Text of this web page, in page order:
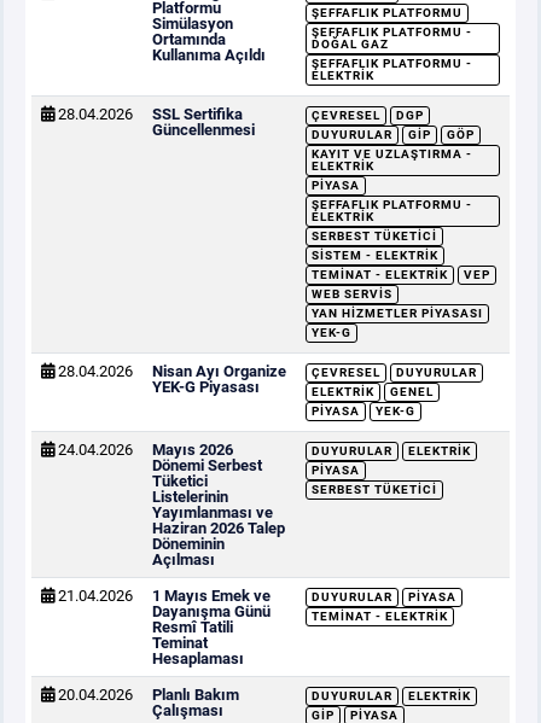
Platformu
Simülasyon
Ortamında
Kullanıma Açıldı
ŞEFFAFLIK PLATFORMU
ŞEFFAFLIK PLATFORMU -
DOĞAL GAZ
ŞEFFAFLIK PLATFORMU -
ELEKTRIK
28.04.2026
SSL Sertifika
Güncellenmesi
ÇEVRESEL
DGP
DUYURULAR
GİP
GÖP
KAYIT VE UZLAŞTIRMA -
ELEKTRIK
PIYASA
ŞEFFAFLIK PLATFORMU -
ELEKTRIK
SERBEST TÜKETICI
SISTEM - ELEKTRIK
TEMINAT - ELEKTRIK
VEP
WEB SERVIS
YAN HIZMETLER PIYASASI
YEK-G
28.04.2026
Nisan Ayı Organize
YEK-G Piyasası
ÇEVRESEL
DUYURULAR
ELEKTRIK
GENEL
PIYASA
YEK-G
24.04.2026
Mayıs 2026
Dönemi Serbest
Tüketici
Listelerinin
Yayımlanması ve
Haziran 2026 Talep
Döneminin
Açılması
DUYURULAR
ELEKTRIK
PIYASA
SERBEST TÜKETICI
21.04.2026
1 Mayıs Emek ve
Dayanışma Günü
Resmî Tatili
Teminat
Hesaplaması
DUYURULAR
PIYASA
TEMINAT - ELEKTRIK
20.04.2026
Planlı Bakım
Çalışması
DUYURULAR
ELEKTRIK
GİP
PIYASA